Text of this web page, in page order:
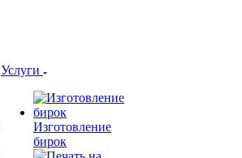
Услуги
Изготовление
бирок